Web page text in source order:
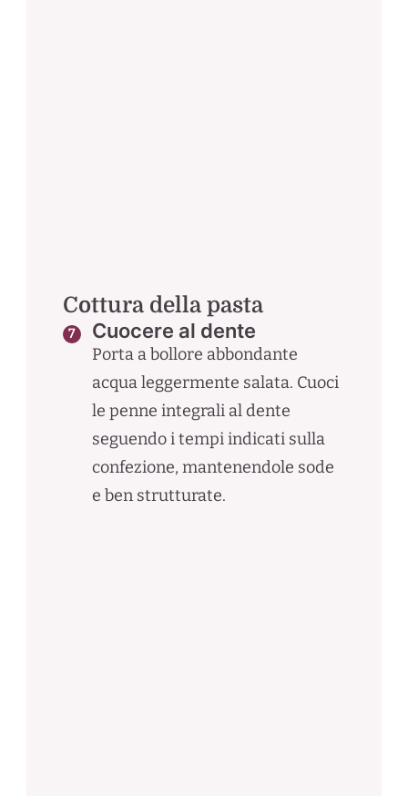
Cottura della pasta
Cuocere al dente
Porta a bollore abbondante
acqua leggermente salata. Cuoci
le penne integrali al dente
seguendo i tempi indicati sulla
confezione, mantenendole sode
e ben strutturate.